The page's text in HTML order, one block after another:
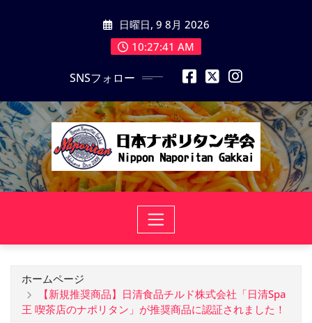
に
ス
キ
ッ
プ
日曜日, 9 8月 2026
10:27:42 AM
SNSフォロー
ホームページ
【新規推奨商品】日清食品チルド株式会社「日清Spa
王 喫茶店のナポリタン」が推奨商品に認証されました！